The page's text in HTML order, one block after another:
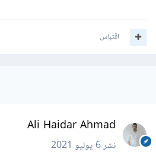
اقتباس
Ali Haidar Ahmad
نشر6 يوليو 2021